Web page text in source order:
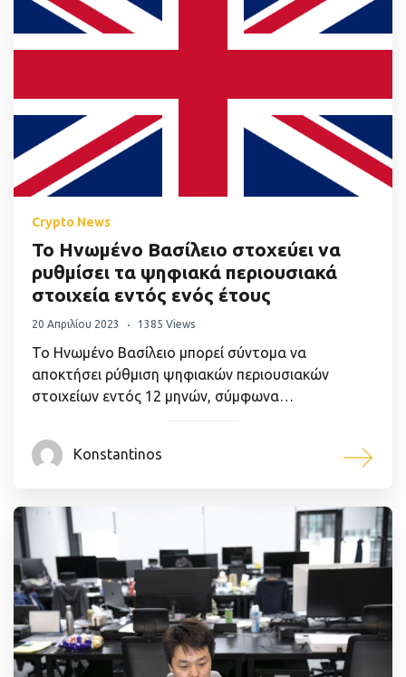
Crypto News
Το Ηνωμένο Βασίλειο στοχεύει να
ρυθμίσει τα ψηφιακά περιουσιακά
στοιχεία εντός ενός έτους
20 Απριλίου 2023 1385 Views
Το Ηνωμένο Βασίλειο μπορεί σύντομα να
αποκτήσει ρύθμιση ψηφιακών περιουσιακών
στοιχείων εντός 12 μηνών, σύμφωνα…
Konstantinos